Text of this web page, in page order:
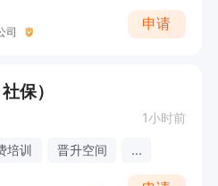
司
申请
保）
1小时前
培训 晋升空间 ...